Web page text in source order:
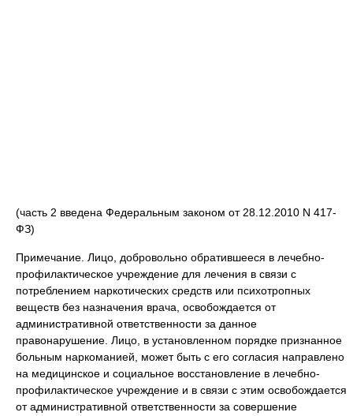
(часть 2 введена Федеральным законом от 28.12.2010 N 417-
ФЗ)
Примечание. Лицо, добровольно обратившееся в лечебно-
профилактическое учреждение для лечения в связи с
потреблением наркотических средств или психотропных
веществ без назначения врача, освобождается от
административной ответственности за данное
правонарушение. Лицо, в установленном порядке признанное
больным наркоманией, может быть с его согласия направлено
на медицинское и социальное восстановление в лечебно-
профилактическое учреждение и в связи с этим освобождается
от административной ответственности за совершение